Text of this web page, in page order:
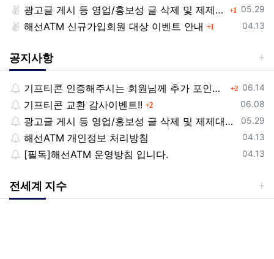
등록일
05.29
광고글 게시 등 영업/홍보성 글 삭제 및 제제대상입니다. 1댓글
등록일
04.13
해선ATM 신규가입회원 대상 이벤트 안내 1
공지사항
등록일
06.14
기프티콘 인증해주시는 회원님께 추가 포인트 쏩니다!! 2댓글
등록일
06.08
기프티콘 교환 감사이벤트!! 2댓글
등록일
05.29
광고글 게시 등 영업/홍보성 글 삭제 및 제제대상입니다.
등록일
04.13
해선ATM 개인정보 처리방침
등록일
04.13
[필독]해선ATM 운영방침 입니다.
전세계 지수